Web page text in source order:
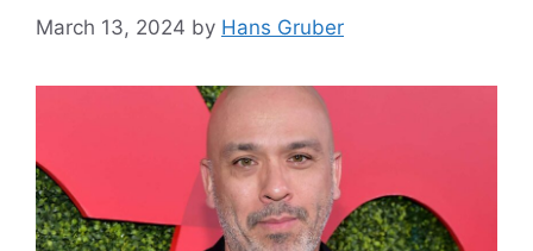
March 13, 2024 by Hans Gruber